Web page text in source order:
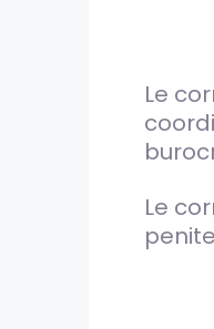
Le
Le